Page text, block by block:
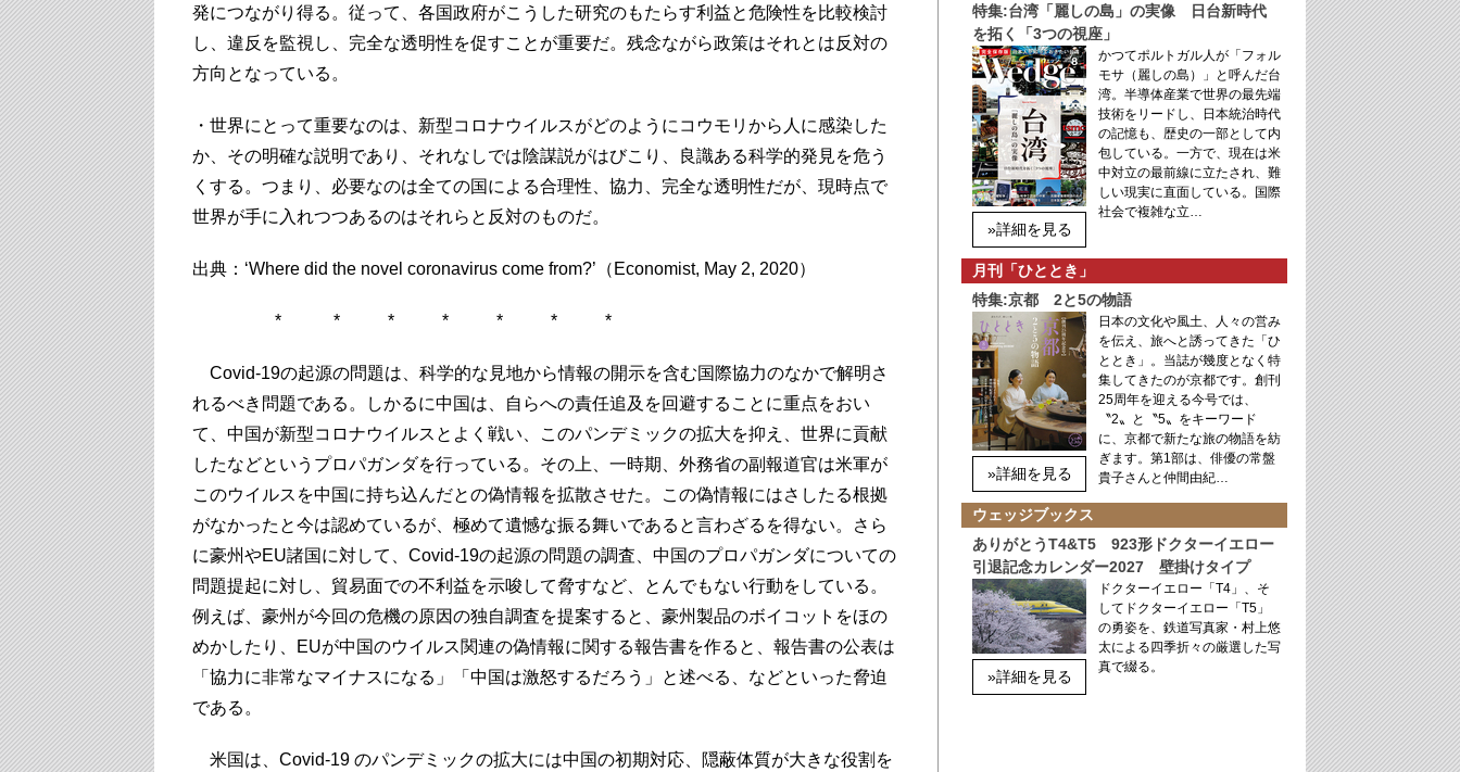
発につながり得る。従って、各国政府がこうした研究のもたらす利益と危険性を比較検討
し、違反を監視し、完全な透明性を促すことが重要だ。残念ながら政策はそれとは反対の
方向となっている。
・世界にとって重要なのは、新型コロナウイルスがどのようにコウモリから人に感染した
か、その明確な説明であり、それなしでは陰謀説がはびこり、良識ある科学的発見を危う
くする。つまり、必要なのは全ての国による合理性、協力、完全な透明性だが、現時点で
世界が手に入れつつあるのはそれらと反対のものだ。
出典：‘Where did the novel coronavirus come from?’（Economist, May 2, 2020）
* * * * * * *
Covid-19の起源の問題は、科学的な見地から情報の開示を含む国際協力のなかで解明さ
れるべき問題である。しかるに中国は、自らへの責任追及を回避することに重点をおい
て、中国が新型コロナウイルスとよく戦い、このパンデミックの拡大を抑え、世界に貢献
したなどというプロパガンダを行っている。その上、一時期、外務省の副報道官は米軍が
このウイルスを中国に持ち込んだとの偽情報を拡散させた。この偽情報にはさしたる根拠
がなかったと今は認めているが、極めて遺憾な振る舞いであると言わざるを得ない。さら
に豪州やEU諸国に対して、Covid-19の起源の問題の調査、中国のプロパガンダについての
問題提起に対し、貿易面での不利益を示唆して脅すなど、とんでもない行動をしている。
例えば、豪州が今回の危機の原因の独自調査を提案すると、豪州製品のボイコットをほの
めかしたり、EUが中国のウイルス関連の偽情報に関する報告書を作ると、報告書の公表は
「協力に非常なマイナスになる」「中国は激怒するだろう」と述べる、などといった脅迫
である。
米国は、Covid-19 のパンデミックの拡大には中国の初期対応、隠蔽体質が大きな役割を
特集:台湾「麗しの島」の実像 日台新時代
を拓く「3つの視座」
»詳細を見る
かつてポルトガル人が「フォル
モサ（麗しの島）」と呼んだ台
湾。半導体産業で世界の最先端
技術をリードし、日本統治時代
の記憶も、歴史の一部として内
包している。一方で、現在は米
中対立の最前線に立たされ、難
しい現実に直面している。国際
社会で複雑な立…
月刊「ひととき」
特集:京都 2と5の物語
»詳細を見る
日本の文化や風土、人々の営み
を伝え、旅へと誘ってきた「ひ
ととき」。当誌が幾度となく特
集してきたのが京都です。創刊
25周年を迎える今号では、
〝2〟と〝5〟をキーワード
に、京都で新たな旅の物語を紡
ぎます。第1部は、俳優の常盤
貴子さんと仲間由紀…
ウェッジブックス
ありがとうT4&T5 923形ドクターイエロー
引退記念カレンダー2027 壁掛けタイプ
»詳細を見る
ドクターイエロー「T4」、そ
してドクターイエロー「T5」
の勇姿を、鉄道写真家・村上悠
太による四季折々の厳選した写
真で綴る。